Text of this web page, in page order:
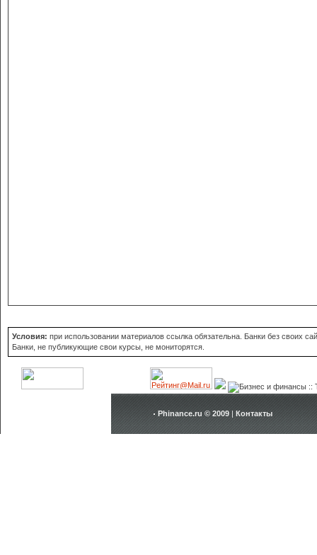
Условия: при использовании материалов ссылка обязательна. Банки без своих
Банки, не публикующие свои курсы, не мониторятся.
Phinance.ru © 2009 | Контакты